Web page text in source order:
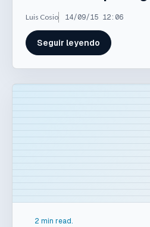
Luis Cosio 14/09/15 12:06
Seguir leyendo
2 min read.